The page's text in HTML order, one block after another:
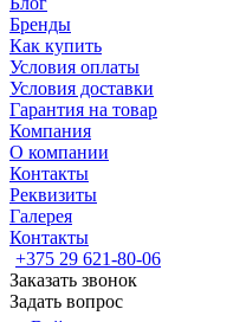
Бренды
Как купить
Условия оплаты
Условия доставки
Гарантия на товар
Компания
О компании
Контакты
Реквизиты
Галерея
Контакты
+375 29 621-80-06
Заказать звонок
Задать вопрос